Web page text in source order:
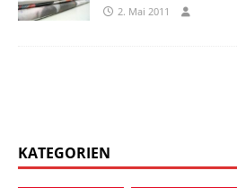
2. Mai 2011
KATEGORIEN